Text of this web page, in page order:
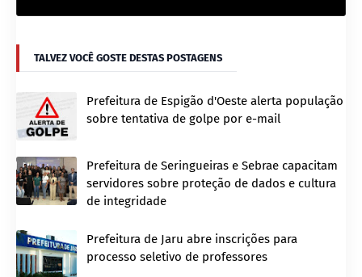
TALVEZ VOCÊ GOSTE DESTAS POSTAGENS
Prefeitura de Espigão d'Oeste alerta população
sobre tentativa de golpe por e-mail
Prefeitura de Seringueiras e Sebrae capacitam
servidores sobre proteção de dados e cultura
de integridade
Prefeitura de Jaru abre inscrições para
processo seletivo de professores